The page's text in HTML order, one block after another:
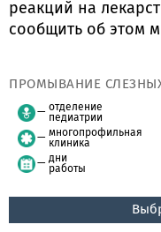
реакций на
сообщить об этом
ПРОМЫВАНИЕ
отделение
педиатрии
многопрофильная
клиника
дни
работы